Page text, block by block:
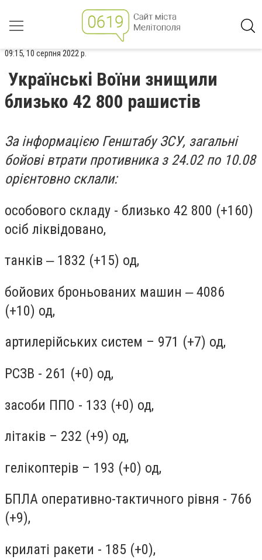
09:15, 10 серпня 2022 р.
Українські Воїни знищили
близько 42 800 рашистів
За інформацією Генштабу ЗСУ, загальні
бойові втрати противника з 24.02 по 10.08
орієнтовно склали:
особового складу - близько 42 800 (+160)
осіб ліквідовано,
танків ‒ 1832 (+15) од,
бойових броньованих машин ‒ 4086
(+10) од,
артилерійських систем – 971 (+7) од,
РСЗВ - 261 (+0) од,
засоби ППО - 133 (+0) од,
літаків – 232 (+9) од,
гелікоптерів – 193 (+0) од,
БПЛА оперативно-тактичного рівня - 766
(+9),
крилаті ракети - 185 (+0),